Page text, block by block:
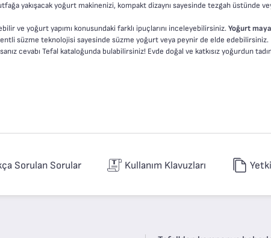
yakışacak yoğurt makinenizi, kompakt dizaynı sayesinde tezgah üstünde
ve yoğurt yapımı konusundaki farklı ipuçlarını inceleyebilirsiniz.Yoğurt
süzme teknolojisi sayesinde süzme yoğurt veya peynir de elde edebilirsiniz.
cevabı Tefal kataloğunda bulabilirsiniz! Evde doğal ve katkısız yoğurdun
Sorulan Sorular Kullanım Klavuzları